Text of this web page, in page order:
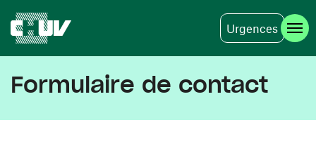
Urgences
Formulaire de contact